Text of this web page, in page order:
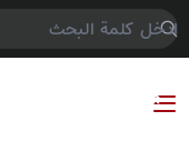
COMPTER GAMES